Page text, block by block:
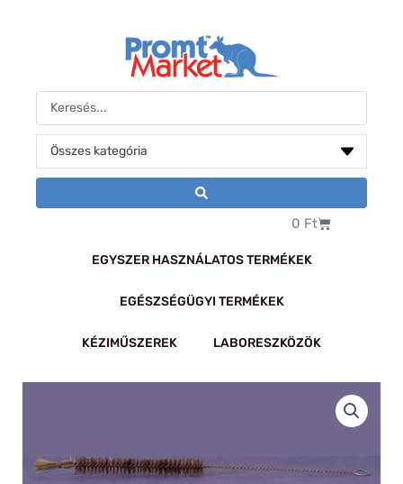
Search
...
0 FtKosár
EGYSZER HASZNÁLATOS TERMÉKEK
EGÉSZSÉGÜGYI TERMÉKEK
KÉZIMŰSZEREK LABORESZKÖZÖK